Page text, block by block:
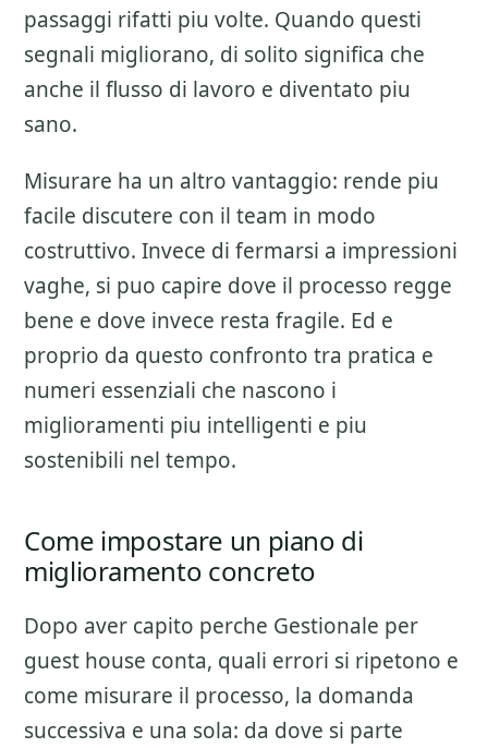
passaggi rifatti piu volte. Quando questi
segnali migliorano, di solito significa che
anche il flusso di lavoro e diventato piu
sano.
Misurare ha un altro vantaggio: rende piu
facile discutere con il team in modo
costruttivo. Invece di fermarsi a impressioni
vaghe, si puo capire dove il processo regge
bene e dove invece resta fragile. Ed e
proprio da questo confronto tra pratica e
numeri essenziali che nascono i
miglioramenti piu intelligenti e piu
sostenibili nel tempo.
Come impostare un piano di
miglioramento concreto
Dopo aver capito perche Gestionale per
guest house conta, quali errori si ripetono e
come misurare il processo, la domanda
successiva e una sola: da dove si parte